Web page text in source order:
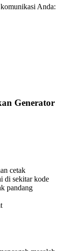
Anda:
Generator
cetak
di sekitar kode
pandang